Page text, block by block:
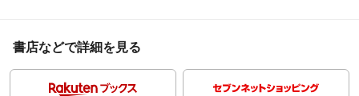
書店などで詳細を見る